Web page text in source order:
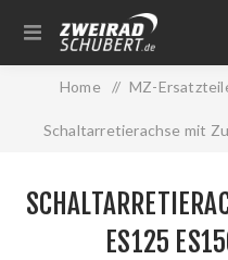
Home / MZ-
Schaltarretierachse mit
ES125